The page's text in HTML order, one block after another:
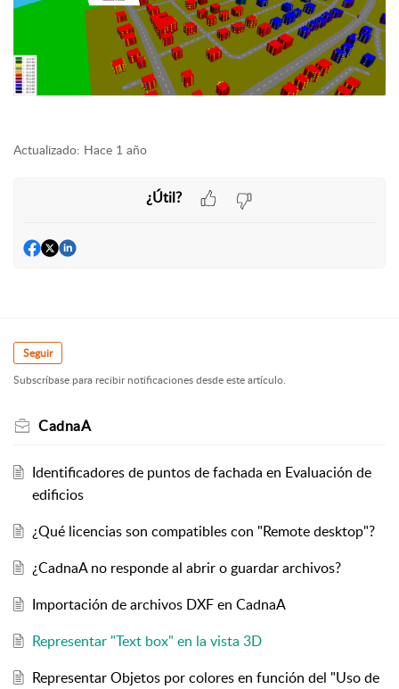
Actualizado: Hace 1 año
¿Útil?
Seguir
Subscríbase para recibir notificaciones desde este artículo.
CadnaA
Identificadores de puntos de fachada en Evaluación de
edificios
¿Qué licencias son compatibles con "Remote desktop"?
¿CadnaA no responde al abrir o guardar archivos?
Importación de archivos DXF en CadnaA
Representar "Text box" en la vista 3D
Representar Objetos por colores en función del "Uso de